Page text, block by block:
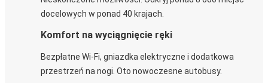
docelowych w ponad 40 krajach.
Komfort na wyciągnięcie ręki
Bezpłatne Wi-Fi, gniazdka elektryczne i dodatkowa
przestrzeń na nogi. Oto nowoczesne autobusy.